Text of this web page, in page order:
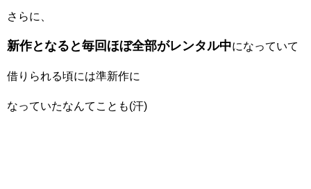
さらに、
新作となると毎回ほぼ全部がレンタル中になっていて
借りられる頃には準新作に
なっていたなんてことも(汗)